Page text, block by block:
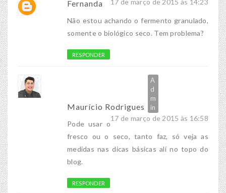
Fernanda 17 de março de 2015 às 14:23
Não estou achando o fermento granulado,
somente o biológico seco. Tem problema?
RESPONDER
Maurício Rodrigues
17 de março de 2015 às 16:58
Pode usar o
fresco ou o seco, tanto faz, só veja as
medidas nas dicas básicas alí no topo do
blog.
RESPONDER